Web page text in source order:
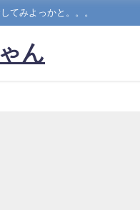
てみよっかと。。。
ん